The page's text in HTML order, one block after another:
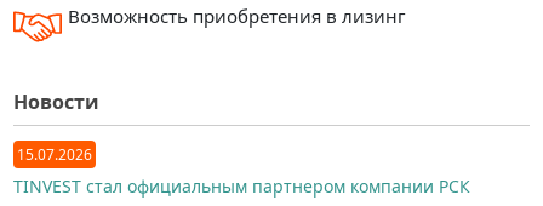
Возможность приобретения в лизинг
Новости
15.07.2026
TINVEST стал официальным партнером компании РСК